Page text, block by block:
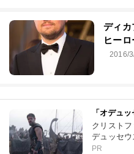
ディカ
ヒーロ
2016/
「オデュ
クリスト
デュッセウ
PR